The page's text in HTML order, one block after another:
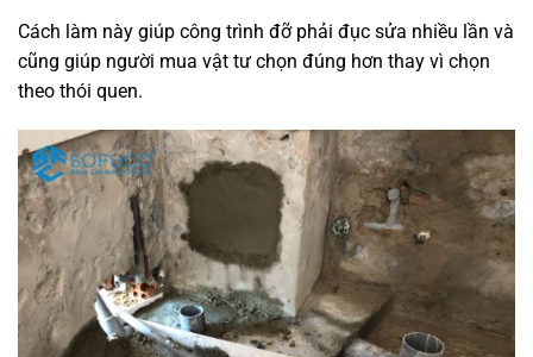
Cách làm này giúp công trình đỡ phải đục sửa nhiều lần và
cũng giúp người mua vật tư chọn đúng hơn thay vì chọn
theo thói quen.